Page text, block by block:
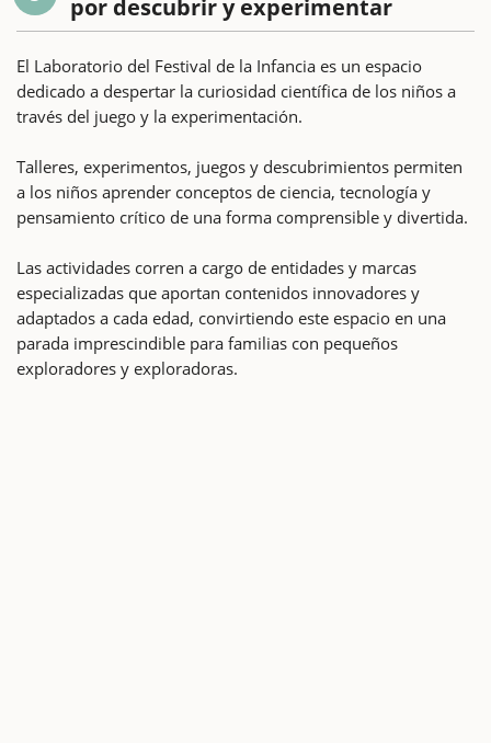
por descubrir y experimentar
El Laboratorio del Festival de la Infancia es un espacio
dedicado a despertar la curiosidad científica de los niños a
través del juego y la experimentación.
Talleres, experimentos, juegos y descubrimientos permiten
a los niños aprender conceptos de ciencia, tecnología y
pensamiento crítico de una forma comprensible y divertida.
Las actividades corren a cargo de entidades y marcas
especializadas que aportan contenidos innovadores y
adaptados a cada edad, convirtiendo este espacio en una
parada imprescindible para familias con pequeños
exploradores y exploradoras.